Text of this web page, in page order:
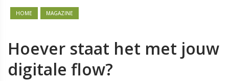
HOME MAGAZINE
Hoever staat het met jouw
digitale flow?